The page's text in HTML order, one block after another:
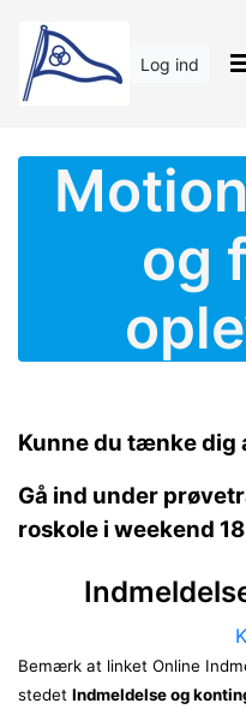
Log ind
og
Kunne du tænke dig
Gå ind under
roskole i weekend
Bemærk at linket Online
stedet Indmeldelse og